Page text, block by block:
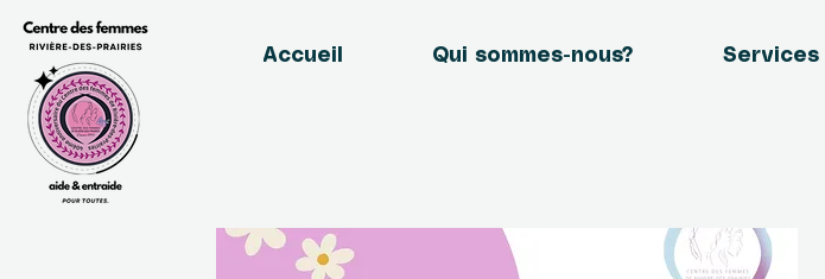
Accueil Qui sommes-nous? Services